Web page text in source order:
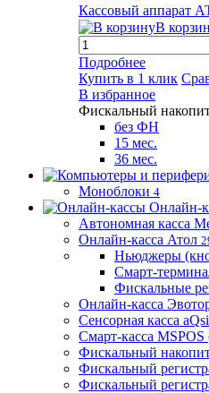
Кассовый аппарат
В
Подробнее
Купить в 1 клик
В избранное
Фискальный
без ФН
15 мес.
36 мес.
Моноблоки 4
Онлайн-
Автономная касса
Онлайн-касса Атол
Ньюджеры
Смарт-
Фискальные
Онлайн-касса
Сенсорная касса aQsi
Смарт-касса
Фискальный
Фискальный
Фискальный